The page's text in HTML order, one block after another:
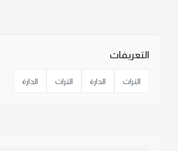
التعريفات
التراث الدارة التراث الدارة